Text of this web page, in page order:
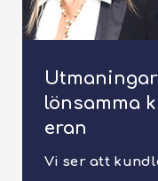
lönsamma
eran
Vi ser att